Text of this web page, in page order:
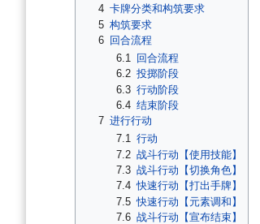
4 卡牌分类和构筑要求
5 构筑要求
6 回合流程
6.1
回合流程
6.2 投掷阶段
6.3 行动阶段
6.4 结束阶段
7 进行行动
7.1 行动
7.2 战斗行动【使用技能】
7.3 战斗行动【切换角色】
7.4 快速行动【打出手牌】
7.5 快速行动【元素调和】
7.6 战斗行动【宣布结束】